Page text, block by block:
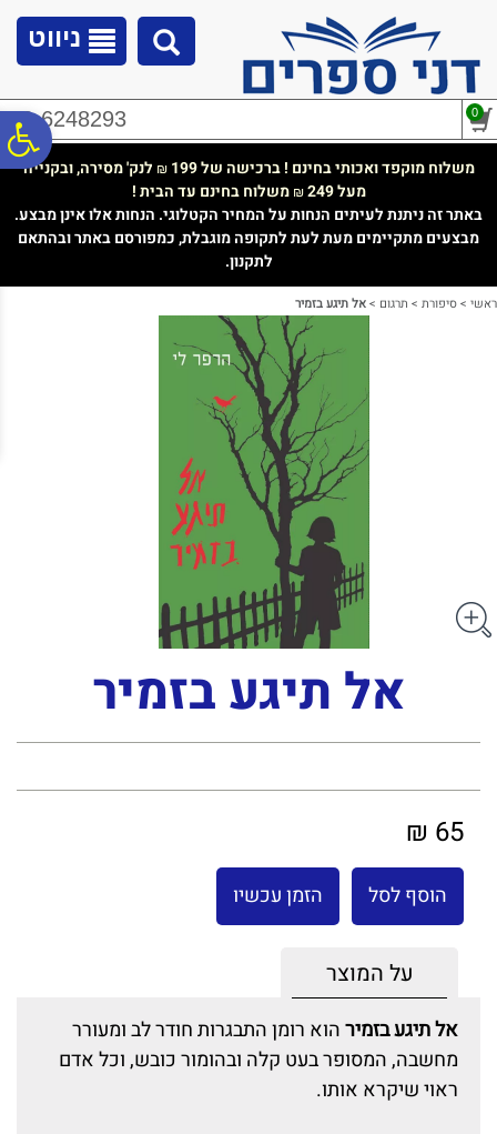
נגישות
ניווט
02-6248293 0
משלוח מוקפד ואכותי בחינם ! ברכישה של 199 ₪ לנק' מסירה, ובקנייה
מעל 249
₪משלוח בחינם עד הבית !
באתר זה ניתנת לעיתים הנחות על המחיר הקטלוגי. הנחות אלו אינן מבצע.
מבצעים מתקיימים מעת לעת לתקופה מוגבלת, כמפורסם באתר ובהתאם
לתקנון.
ראשי >סיפורת > תרגום >אל תיגע בזמיר
אל תיגע בזמיר
65 ₪
הוסף לסל הזמן עכשיו
על המוצר
אל תיגע בזמירהוא רומן התבגרות חודר לב ומעורר
מחשבה, המסופר בעט קלה ובהומור כובש, וכל אדם
ראוי שיקרא אותו.